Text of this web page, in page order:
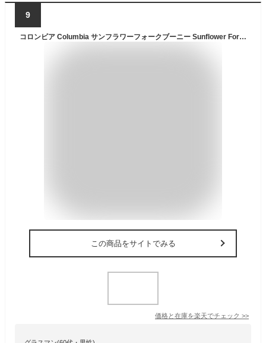
9
コロンビア Columbia サンフラワーフォークブーニー Sunflower Fork Booney 帽子 日よけ 登山 アウトドア トレイル 帽子 PU5531 012 216
この商品をサイトでみる
価格と在庫を楽天でチェック >>